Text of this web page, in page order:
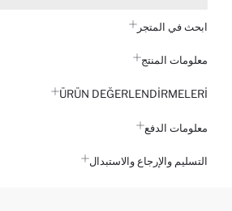
ابحث في المتجر
معلومات المنتج
ÜRÜN DEĞERLENDİRMELERİ
معلومات الدفع
التسليم والإرجاع والاستبدال